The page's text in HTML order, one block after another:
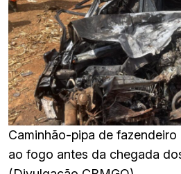
Caminhão-pipa de
ao fogo antes da chegada